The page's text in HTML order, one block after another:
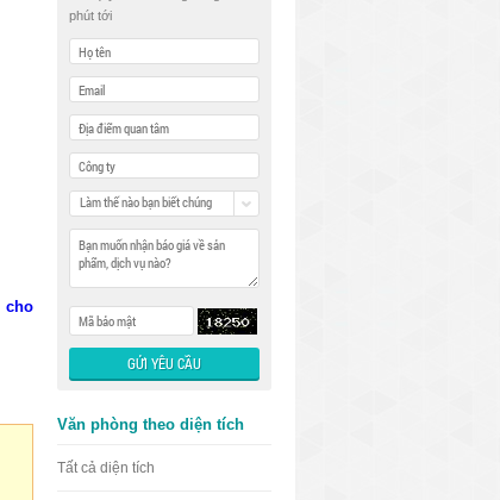
cho
phút tới
Làm thế nào bạn biết chúng
Văn phòng theo diện tích
Tất cả diện tích